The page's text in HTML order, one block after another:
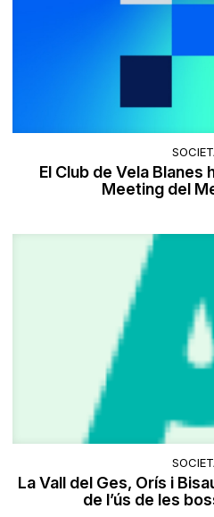
El Club de Vela
Meeting del
La Vall del Ges, Orís i
de l’ús de les